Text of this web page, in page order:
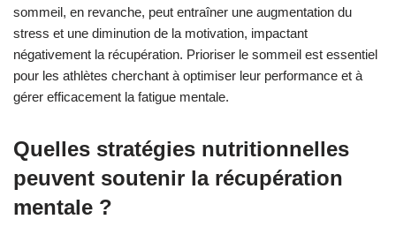
sommeil, en revanche, peut entraîner une augmentation du
stress et une diminution de la motivation, impactant
négativement la récupération. Prioriser le sommeil est essentiel
pour les athlètes cherchant à optimiser leur performance et à
gérer efficacement la fatigue mentale.
Quelles stratégies nutritionnelles
peuvent soutenir la récupération
mentale ?